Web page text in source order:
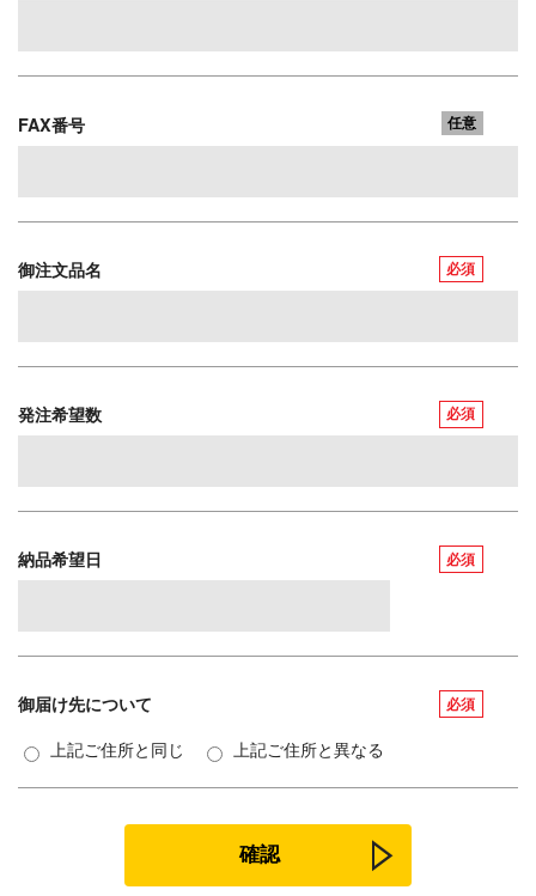
FAX番号 任意
御注文品名 必須
発注希望数 必須
納品希望日 必須
御届け先について 必須
上記ご住所と同じ 上記ご住所と異なる